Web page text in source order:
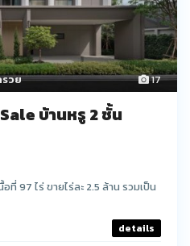
17
รวย
บ้านหรู 2 ชั้น
97 ไร่ ขายไร่ละ 2.5 ล้าน รวมเป็น
details